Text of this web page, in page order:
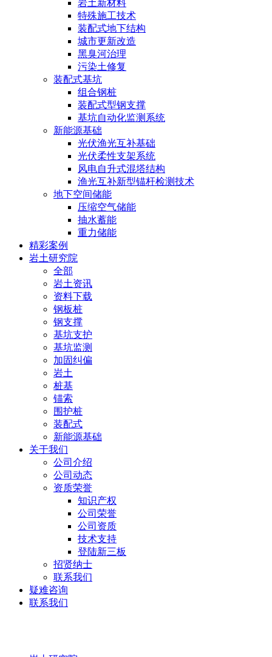
岩土新材料
特殊施工技术
装配式地下结构
城市更新改造
黑臭河治理
污染土修复
装配式基坑
组合钢桩
装配式型钢支撑
基坑自动化监测系统
新能源基础
光伏渔光互补基础
光伏柔性支架系统
风电自升式混塔结构
渔光互补新型锚杆检测技术
地下空间储能
压缩空气储能
抽水蓄能
重力储能
精彩案例
岩土研究院
全部
岩土资讯
资料下载
钢板桩
钢支撑
基坑支护
基坑监测
加固纠偏
岩土
桩基
锚索
围护桩
装配式
新能源基础
关于我们
公司介绍
公司动态
资质荣誉
知识产权
公司荣誉
公司资质
技术支持
登陆新三板
招贤纳士
联系我们
疑难咨询
联系我们